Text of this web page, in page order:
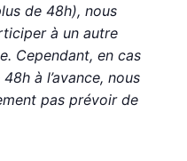
de 48h), nous
à un autre
Cependant, en cas
à l’avance, nous
pas prévoir de